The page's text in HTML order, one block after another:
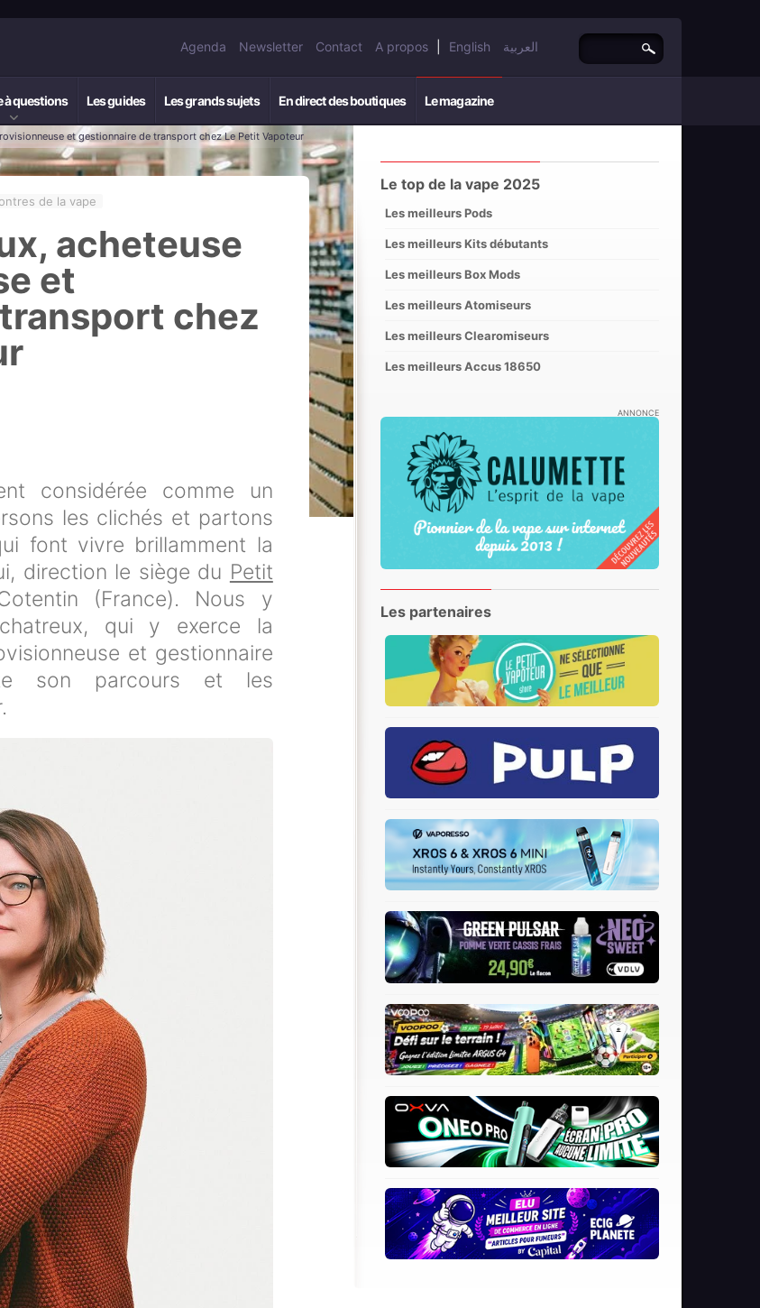
Agenda Newsletter Contact A propos English العربية
à questions Les guides Les grands sujets En direct des boutiques Le magazine
et gestionnaire de transport chez Le Petit Vapoteur
de la vape
acheteuse
et
chez
considérée comme un
les clichés et partons
font vivre brillamment la
direction le siège du Petit
(France). Nous y
qui y exerce la
et gestionnaire
son parcours et les
Le top de la vape 2025
Les meilleurs Pods
Les meilleurs Kits débutants
Les meilleurs Box Mods
Les meilleurs Atomiseurs
Les meilleurs Clearomiseurs
Les meilleurs Accus 18650
ANNONCE
Les partenaires